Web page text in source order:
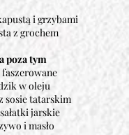
i grzybami
z grochem
poza tym
faszerowane
w oleju
sosie tatarskim
jarskie
i masło